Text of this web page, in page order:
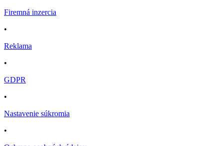
Firemná inzercia
•
Reklama
•
GDPR
•
Nastavenie súkromia
•